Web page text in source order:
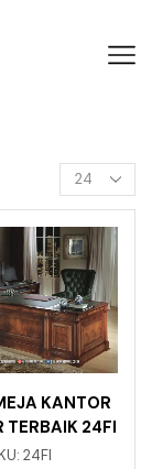
KANTOR
TERBAIK 24FI
24FI